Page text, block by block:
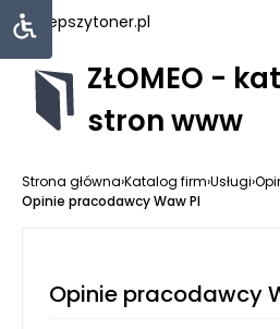
najlepszytoner.pl
ZŁOMEO -
stron www
Strona główna›Katalog firm›Usługi›
Opinie pracodawcy Waw Pl
Opinie pracodawcy